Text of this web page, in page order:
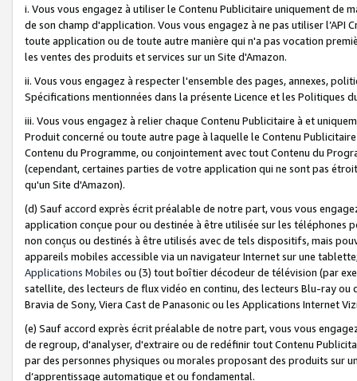
i. Vous vous engagez à utiliser le Contenu Publicitaire uniquement de
de son champ d'application. Vous vous engagez à ne pas utiliser l’API
toute application ou de toute autre manière qui n'a pas vocation
les ventes des produits et services sur un Site d'Amazon.
ii. Vous vous engagez à respecter l'ensemble des pages, annexes,
Spécifications mentionnées dans la présente Licence et les Politiques
iii. Vous vous engagez à relier chaque Contenu Publicitaire à et
Produit concerné ou toute autre page à laquelle le Contenu
Contenu du Programme, ou conjointement avec tout Contenu du
(cependant, certaines parties de votre application qui ne sont pas
qu'un Site d'Amazon).
(d) Sauf accord exprès écrit préalable de notre part, vous vous
application conçue pour ou destinée à être utilisée sur les téléphones
non conçus ou destinés à être utilisés avec de tels dispositifs, mais
appareils mobiles accessible via un navigateur Internet sur une
Applications Mobiles ou (3) tout boîtier décodeur de télévision (par
satellite, des lecteurs de flux vidéo en continu, des lecteurs Blu-ray
Bravia de Sony, Viera Cast de Panasonic ou les Applications Internet
(e) Sauf accord exprès écrit préalable de notre part, vous vous
de regroup, d'analyser, d'extraire ou de redéfinir tout Contenu
par des personnes physiques ou morales proposant des produits sur
d’apprentissage automatique et ou fondamental.